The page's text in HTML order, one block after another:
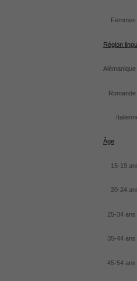
45-54 ans
35-44 ans
25-34
20-24
15-19
Âge
Région